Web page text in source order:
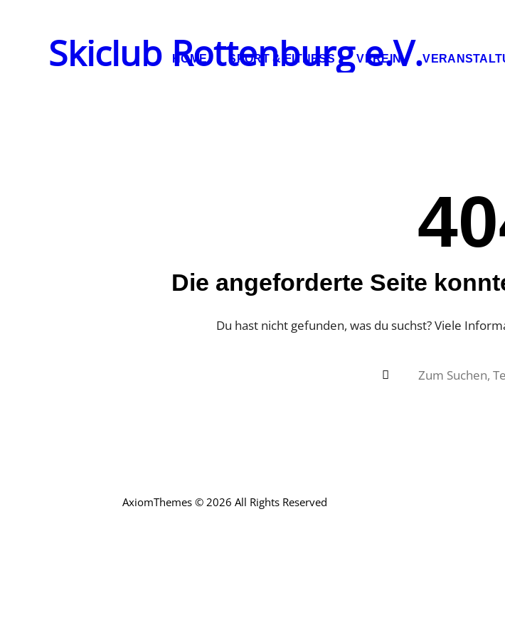
Skiclub Rottenburg e.V.
HOME SPORT & FITNESS VEREIN
Die angeforderte Seite
Du hast nicht gefunden, was du suchst? Viele
AxiomThemes © 2026 All Rights Reserved